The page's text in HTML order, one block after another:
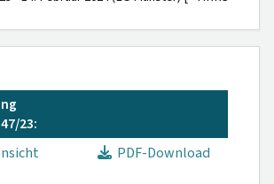
23:
PDF-Download